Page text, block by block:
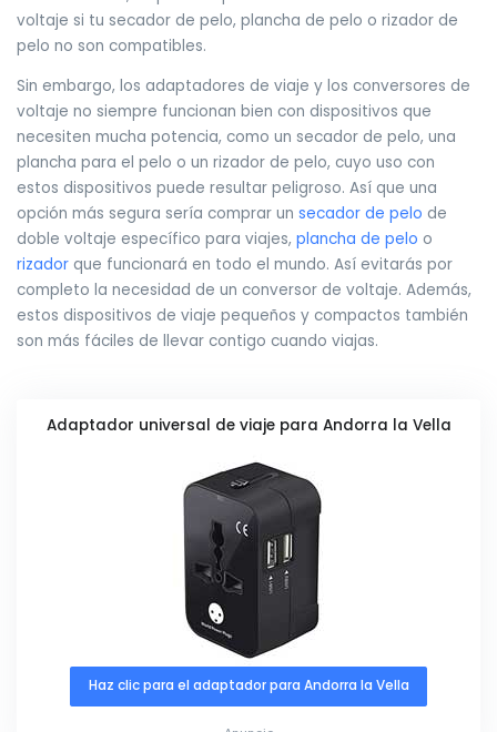
voltaje si tu secador de pelo, plancha de pelo o rizador de
pelo no son compatibles.
Sin embargo, los adaptadores de viaje y los conversores de
voltaje no siempre funcionan bien con dispositivos que
necesiten mucha potencia, como un secador de pelo, una
plancha para el pelo o un rizador de pelo, cuyo uso con
estos dispositivos puede resultar peligroso. Así que una
opción más segura sería comprar un secador de pelo de
doble voltaje específico para viajes, plancha de pelo o
rizador que funcionará en todo el mundo. Así evitarás por
completo la necesidad de un conversor de voltaje. Además,
estos dispositivos de viaje pequeños y compactos también
son más fáciles de llevar contigo cuando viajas.
Adaptador universal de viaje para Andorra la Vella
Haz clic para el adaptador para Andorra la Vella